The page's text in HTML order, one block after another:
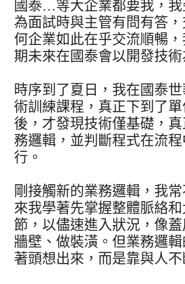
國泰…等大企業都要我，我
為面試時與主管有問有答
何企業如此在乎交流順暢
期未來在國泰會以開發技術
時序到了夏日，我在國泰
術訓練課程，真正下到了
後，才發現技術僅基礎，
務邏輯，並判斷程式在流
行。
剛接觸新的業務邏輯，我
來我學著先掌握整體脈絡
節，以儘速進入狀況，像
牆壁、做裝潢。但業務邏
著頭想出來，而是靠與人不